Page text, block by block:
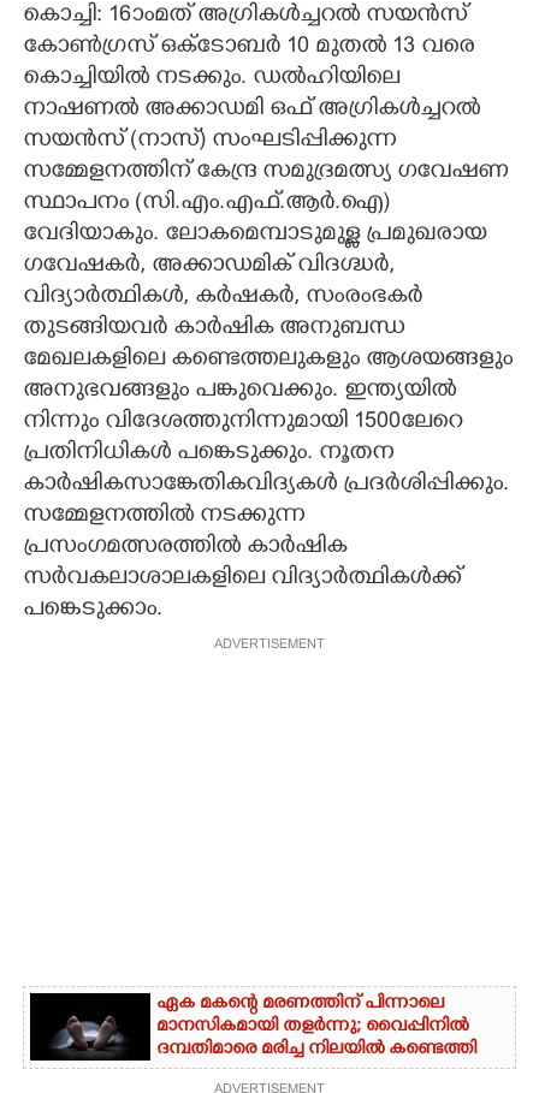
CARTOONS
LITERATURE
CONTACT US
കൊച്ചി: 16ാംമത് അഗ്രികൾച്ചറൽ സയൻസ്
കോൺഗ്രസ് ഒക്ടോബർ 10 മുതൽ 13 വരെ
കൊച്ചിയിൽ നടക്കും. ഡൽഹിയിലെ
നാഷണൽ അക്കാഡമി ഒഫ് അഗ്രികൾച്ചറൽ
സയൻസ് (നാസ്) സംഘടിപ്പിക്കുന്ന
സമ്മേളനത്തിന് കേന്ദ്ര സമുദ്രമത്സ്യ ഗവേഷണ
സ്ഥാപനം (സി.എം.എഫ്.ആർ.ഐ)
വേദിയാകും. ലോകമെമ്പാടുമുള്ള പ്രമുഖരായ
ഗവേഷകർ, അക്കാഡമിക് വിദഗ്ദ്ധർ,
വിദ്യാർത്ഥികൾ, കർഷകർ, സംരംഭകർ
തുടങ്ങിയവർ കാർഷിക അനുബന്ധ
മേഖലകളിലെ കണ്ടെത്തലുകളും ആശയങ്ങളും
അനുഭവങ്ങളും പങ്കുവെക്കും. ഇന്ത്യയിൽ
നിന്നും വിദേശത്തുനിന്നുമായി 1500ലേറെ
പ്രതിനിധികൾ പങ്കെടുക്കും. നൂതന
കാർഷികസാങ്കേതികവിദ്യകൾ പ്രദർശിപ്പിക്കും.
സമ്മേളനത്തിൽ നടക്കുന്ന
പ്രസംഗമത്സരത്തിൽ കാർഷിക
സർവകലാശാലകളിലെ വിദ്യാർത്ഥികൾക്ക്
പങ്കെടുക്കാം.
ADVERTISEMENT
ഏക മകന്റെ മരണത്തിന് പിന്നാലെ
മാനസികമായി തളർന്നു; വൈപ്പിനിൽ
ദമ്പതിമാരെ മരിച്ച നിലയിൽ കണ്ടെത്തി